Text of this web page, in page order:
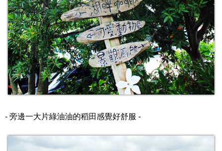
- 旁邊一大片綠油油的稻田感覺好舒服 -